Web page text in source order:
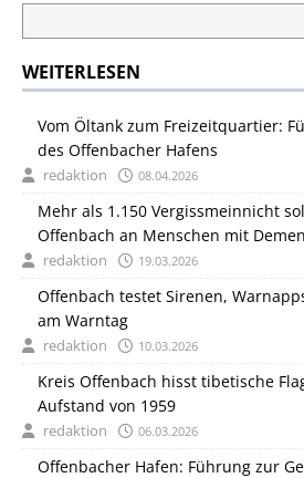
WEITERLESEN
Vom Öltank zum Freizeitquartier:
des Offenbacher Hafens
redaktion 08.04.2026
Mehr als 1.150 Vergissmeinnicht
Offenbach an Menschen mit
redaktion 19.03.2026
Offenbach testet Sirenen,
am Warntag
redaktion 10.03.2026
Kreis Offenbach hisst tibetische
Aufstand von 1959
redaktion 06.03.2026
Offenbacher Hafen: Führung zur